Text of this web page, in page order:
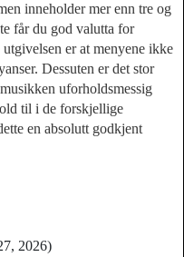
inneholder mer enn tre og
får du god valutta for
er at menyene ikke
Dessuten er det stor
uforholdsmessig
til i de forskjellige
en absolutt godkjent
2026)